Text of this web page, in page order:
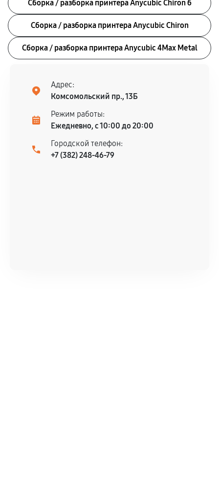
Сборка / разборка принтера Anycubic Chiron б
Сборка / разборка принтера Anycubic Chiron
Сборка / разборка принтера Anycubic 4Max Metal
Адрес:
Комсомольский пр., 13Б
Режим работы:
Ежедневно, с 10:00 до 20:00
Городской телефон:
+7 (382) 248-46-79